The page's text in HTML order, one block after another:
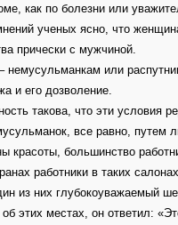
как по болезни или
ученых ясно, что
прически с мужчиной.
или
и его дозволение.
такова, что эти
все равно,
красоты, большинство
работники в таких
из них глубокоуважаемый
этих местах, он ответил: